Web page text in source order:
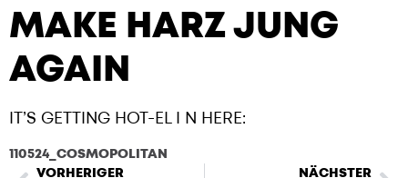
MAKE HARZ JUNG
AGAIN
IT’S GETTING HOT-EL I N HERE:
110524_COSMOPOLITAN
VORHERIGER
NÄCHSTER